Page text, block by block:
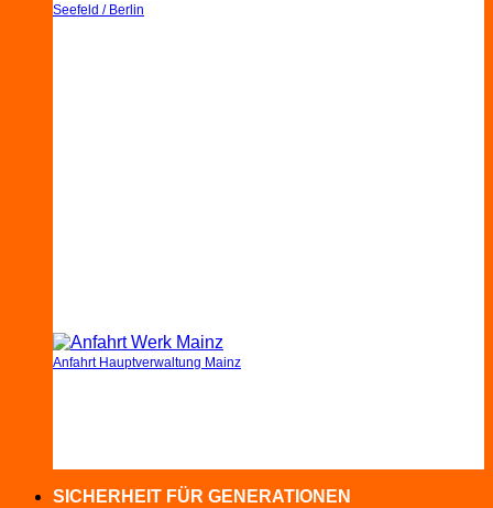
Seefeld / Berlin
Anfahrt Hauptverwaltung Mainz
SICHERHEIT FÜR GENERATIONEN